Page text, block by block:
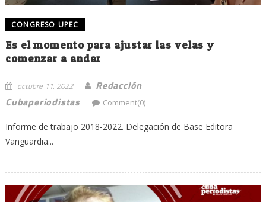
CONGRESO UPEC
Es el momento para ajustar las velas y
comenzar a andar
octubre 11, 2022
Redacción
Cubaperiodistas
Comment(0)
Informe de trabajo 2018-2022. Delegación de Base Editora
Vanguardia...